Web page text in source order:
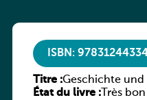
ISBN:
Titre :Geschichte und
Rheinland-Pfalz
État du livre :Très